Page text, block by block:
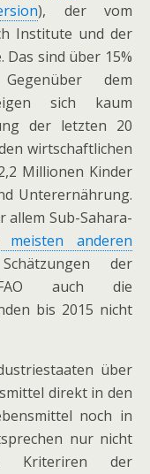
), der vom
Institute und der
sind über 15%
dem
sich kaum
der letzten 20
wirtschaftlichen
Millionen Kinder
Unterernährung.
allem Sub-Sahara-
anderen
der
FAO auch die
bis 2015 nicht
über
direkt in den
noch in
nur nicht
Kriteriren der